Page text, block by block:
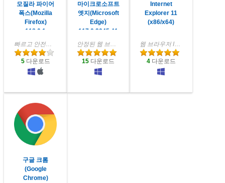
모질라 파이어
폭스(Mozilla
Firefox)
118.0.1
빠르고 안전하며 사용하기 쉬운 웹 브라우저
5다운로드
마이크로소프트
엣지(Microsoft
Edge)
117.0.2045.41
안정된 웹 브라우저
15 다운로드
Internet
Explorer 11
(x86/x64)
웹 브라우저 IE 11
4다운로드
구글 크롬
(Google
Chrome)